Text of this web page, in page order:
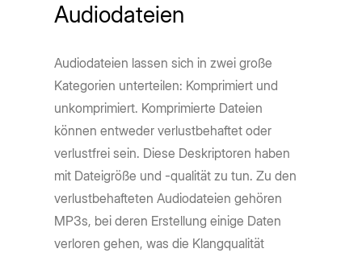
Audiodateien
Audiodateien lassen sich in zwei große
Kategorien unterteilen: Komprimiert und
unkomprimiert. Komprimierte Dateien
können entweder verlustbehaftet oder
verlustfrei sein. Diese Deskriptoren haben
mit Dateigröße und -qualität zu tun. Zu den
verlustbehafteten Audiodateien gehören
MP3s, bei deren Erstellung einige Daten
verloren gehen, was die Klangqualität